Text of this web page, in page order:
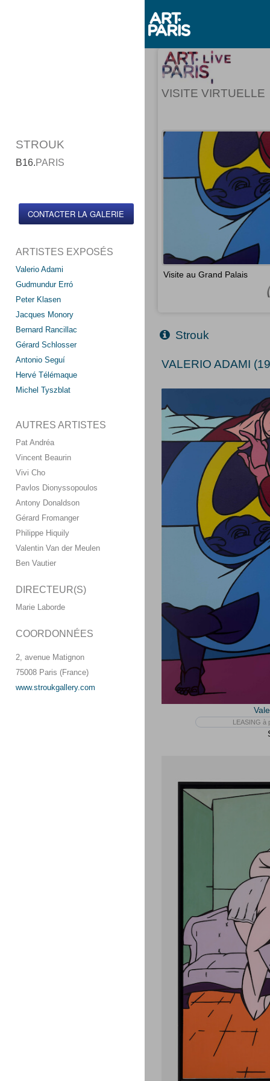
STROUK
B16.PARIS
CONTACTER LA GALERIE
ARTISTES EXPOSÉS
Valerio Adami
Gudmundur Erró
Peter Klasen
Jacques Monory
Bernard Rancillac
Gérard Schlosser
Antonio Seguí
Hervé Télémaque
Michel Tyszblat
AUTRES ARTISTES
Pat Andréa
Vincent Beaurin
Vivi Cho
Pavlos Dionyssopoulos
Antony Donaldson
Gérard Fromanger
Philippe Hiquily
Valentin Van der Meulen
Ben Vautier
DIRECTEUR(S)
Marie Laborde
COORDONNÉES
2, avenue Matignon
75008 Paris (France)
www.stroukgallery.com
VISITE VIRTUELLE
Visite au Grand Palais
Strouk
VALERIO ADAMI
LEASING à